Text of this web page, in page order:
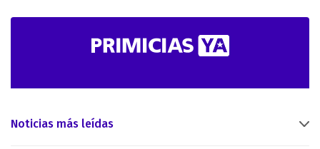
Noticias más leídas